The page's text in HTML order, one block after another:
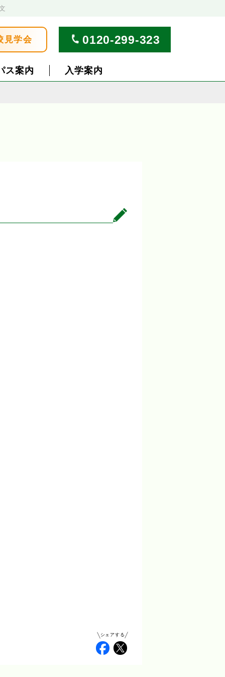
見学会 0120-299-323
ス案内 入学案内
シェアする
Facebook
Twitter